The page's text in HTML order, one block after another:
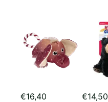
€16,40 €14,50